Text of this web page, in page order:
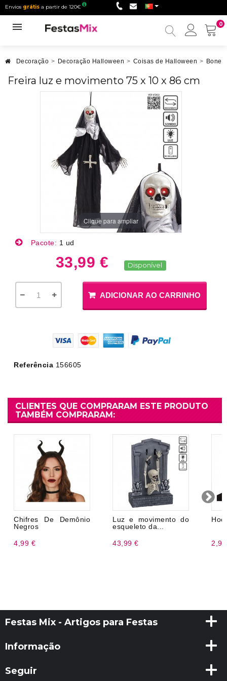
Envios grátis a partir de 120€
0
Minha
Decoração > Decoração Halloween > Coisas de Halloween >
Freira luz e movimento 75 x 10 x 86 cm
Clique para ampliar
Pacote: 1 ud
33,99 € Disponível
ADICIONAR AO CARRINHO
Referência 156605
CLIENTES QUE COMPRARAM ESTE PRODUTO
TAMBÉM COMPRARAM:
Chifres De Demônio
Negros
4,99 €
Luz e movimento do
esqueleto da...
43,99 €
Festas Mix - Artigos para Festas
Informação
Seguir